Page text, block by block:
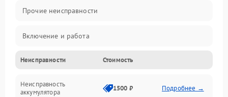
Прочие неисправности
Включение и работа
Работа с нагрузкой
Звук и индикация
Неисправности Стоимость
Неисправность
аккумулятора
1500 ₽ Подробнее →